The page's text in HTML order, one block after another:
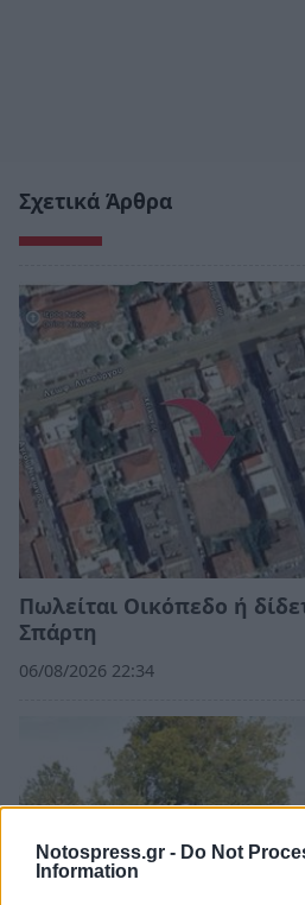
Notospress.gr - Do Not
Information
Σχετικά Άρθρα
Πωλείται Οικόπεδο ή
Σπάρτη
06/08/2026 22:34